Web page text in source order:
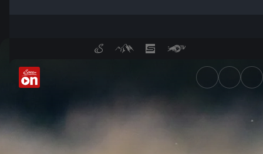
Wolf reißt zwölf Ziegen -